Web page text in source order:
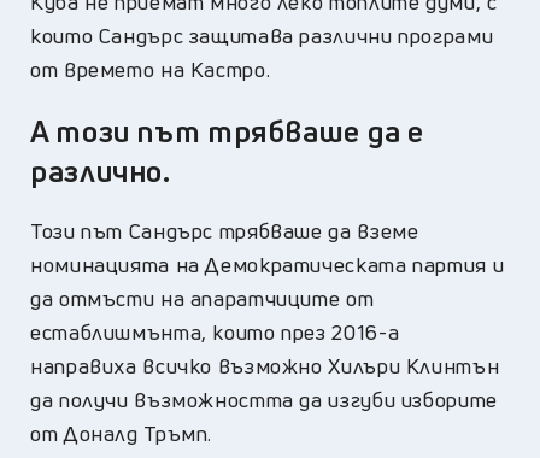
които Сандърс защитава различни програми
от времето на Кастро.
А този път трябваше да е
различно.
Този път Сандърс трябваше да вземе
номинацията на Демократическата партия и
да отмъсти на апаратчиците от
естаблишмънта, които през 2016-а
направиха всичко възможно Хилъри Клинтън
да получи възможността да изгуби изборите
от Доналд Тръмп.